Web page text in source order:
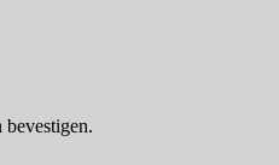
bevestigen.